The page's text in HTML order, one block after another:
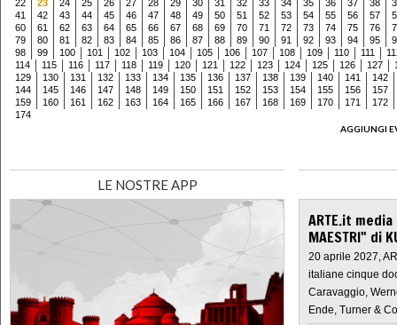
22 23 24 25 26 27 28 29 30 31 32 33 34 35 36 37 38
41
42 43 44 45 46 47 48 49 50 51 52 53 54 55 56 57
60
61 62 63 64 65 66 67 68 69 70 71 72 73 74 75 76
79
80 81 82 83 84 85 86 87 88 89 90 91 92 93 94 95
98
99 100 101 102 103 104 105 106 107 108 109 110 111
114
115 116 117 118 119 120 121 122 123 124 125 126 127
129
130 131 132 133 134 135 136 137 138 139 140 141
142
144
145 146 147 148 149 150 151 152 153 154 155 156
157
159
160 161 162 163 164 165 166 167 168 169 170 171
172
174
AGGIUNGI
LE NOSTRE APP
ARTE.it
MAESTRI" di
20 aprile 2027,
italiane cinque
Caravaggio,
Ende, Turner &